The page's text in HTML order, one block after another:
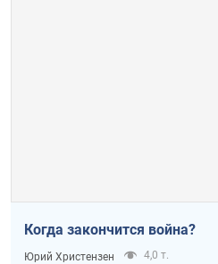
Когда закончится война?
Юрий Христензен 4,0 т.